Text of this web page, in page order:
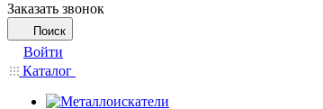
Заказать звонок
Поиск
Войти
Каталог